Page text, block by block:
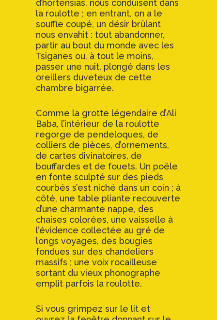
d’hortensias, nous conduisent dans
la roulotte ; en entrant, on a le
souffle coupé, un désir brûlant
nous envahit : tout abandonner,
partir au bout du monde avec les
Tsiganes ou, à tout le moins,
passer une nuit, plongé dans les
oreillers duveteux de cette
chambre bigarrée.
Comme la grotte légendaire d’Ali
Baba, l’intérieur de la roulotte
regorge de pendeloques, de
colliers de pièces, d’ornements,
de cartes divinatoires, de
bouffardes et de fouets. Un poêle
en fonte sculpté sur des pieds
courbés s’est niché dans un coin ; à
côté, une table pliante recouverte
d’une charmante nappe, des
chaises colorées, une vaisselle à
l’évidence collectée au gré de
longs voyages, des bougies
fondues sur des chandeliers
massifs ; une voix rocailleuse
sortant du vieux phonographe
emplit parfois la roulotte.
Si vous grimpez sur le lit et